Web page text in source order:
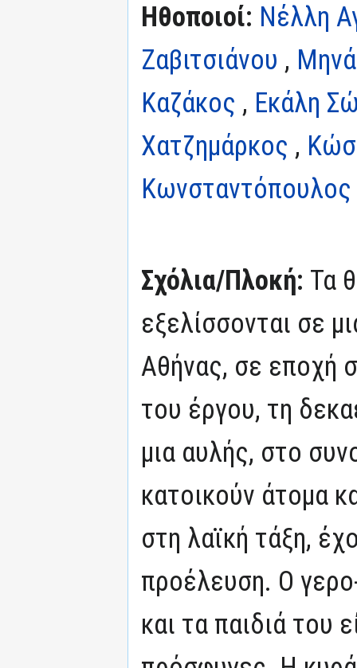
Ηθοποιοί: Νέλλη
Ζαβιτσιάνου ,
Καζάκος , Εκάλη
Χατζημάρκος ,
Κωνσταντόπουλος
Σχόλια/Πλοκή: Τα
εξελίσσονται σε
Αθήνας, σε εποχή
του έργου, τη
μια αυλής, στο
κατοικούν άτομα
στη λαϊκή τάξη,
προέλευση. Ο
και τα παιδιά του